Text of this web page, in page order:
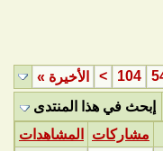
104
> الأخيرة »
إبحث في هذا المنتدى
مشاركات
المشاهدات